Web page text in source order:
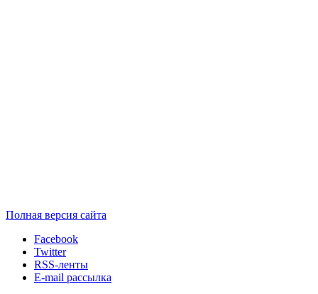
Полная версия сайта
Facebook
Twitter
RSS-ленты
E-mail рассылка